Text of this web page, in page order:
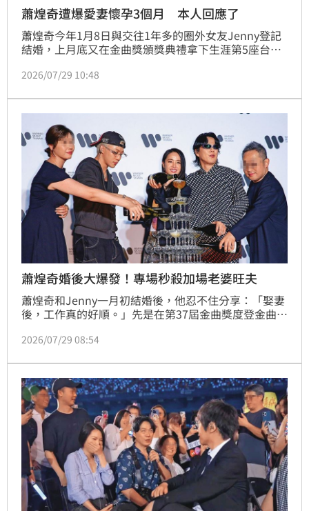
蕭煌奇遭爆愛妻懷孕3個月 本人回應了
蕭煌奇今年1月8日與交往1年多的圈外女友Jenny登記
結婚，上月底又在金曲獎頒獎典禮拿下生涯第5座台語
日前開賣更火速秒殺、宣布加場，可說是喜事連連。沒
月，即將迎來新生命，對此蕭煌奇所屬華納音樂也回應
了。
2026/07/29 10:48
蕭煌奇婚後大爆發！專場秒殺加場老婆旺夫
蕭煌奇和Jenny一月初結婚後，他忍不住分享：「娶妻
後，工作真的好順。」先是在第37屆金曲獎度登金曲台
演唱會，首場秒殺後還加開第二場，他說：「我真的沒
賣得很辛苦，我想除了老婆幫夫之外，我自己也很努
力。」
2026/07/29 08:54